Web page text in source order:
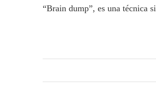
“Brain dump”, es una técnica